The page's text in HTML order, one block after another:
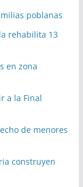
poblanas
rehabilita 13
en zona
a la Final
de menores
construyen